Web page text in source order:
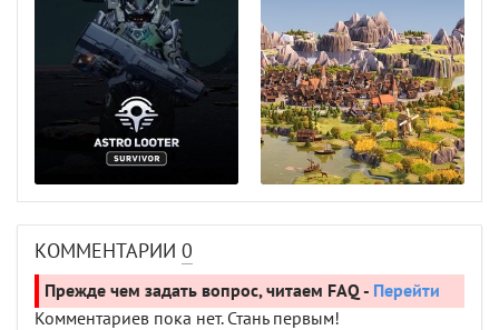
КОММЕНТАРИИ 0
Прежде чем задать вопрос, читаем FAQ - Перейти
Комментариев пока нет. Стань первым!